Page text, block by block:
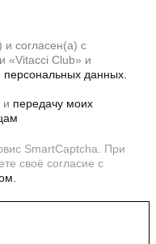
согласен(а) с
«Vitacci Club» и
данных.
и передачу моих
SmartCaptcha. При
своё согласие с